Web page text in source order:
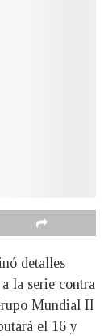
detalles
la serie contra
Mundial II
el 16 y